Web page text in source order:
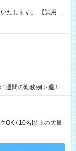
す。 【試用期
週間の勤務例＞週3回
お仕事
OK / 10名以上の大量